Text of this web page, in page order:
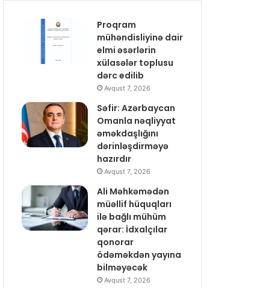
Proqram
mühəndisliyinə dair
elmi əsərlərin
xülasələr toplusu
dərc edilib
Avqust 7, 2026
Səfir: Azərbaycan
Omanla nəqliyyat
əməkdaşlığını
dərinləşdirməyə
hazırdır
Avqust 7, 2026
Ali Məhkəmədən
müəllif hüquqları
ilə bağlı mühüm
qərar: İdxalçılar
qonorar
ödəməkdən yayına
bilməyəcək
Avqust 7, 2026